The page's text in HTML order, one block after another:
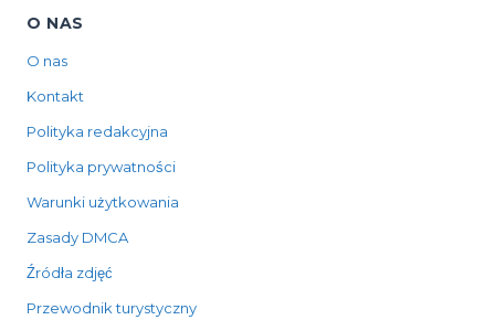
O NAS
O nas
Kontakt
Polityka redakcyjna
Polityka prywatności
Warunki użytkowania
Zasady DMCA
Źródła zdjęć
Przewodnik turystyczny